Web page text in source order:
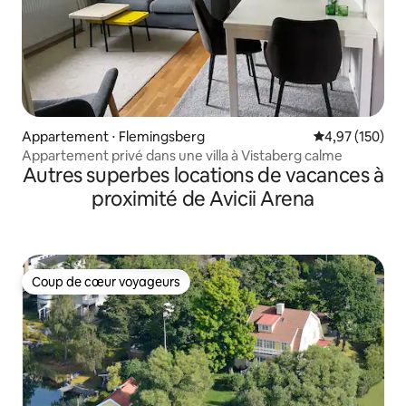
Appartement ⋅ Flemingsberg Évaluation
4,97 (150)
Appartement privé dans une villa à Vistaberg calme
Autres superbes locations de vacances à
proximité de Avicii Arena
Coup de cœur voyageurs
Coup de cœur voyageurs